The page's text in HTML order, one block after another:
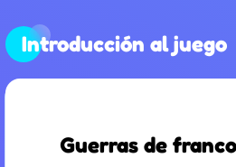
Introducción al juego
Guerras de